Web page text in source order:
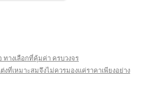
ทางเลือกที่คุ้มค่า ครบวงจร
งที่เหมาะสมจึงไม่ควรมองแค่ราคาเพียงอย่าง